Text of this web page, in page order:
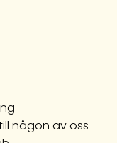
någon av oss